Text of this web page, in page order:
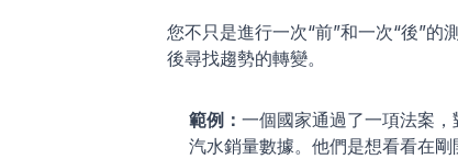
您不只是進行一次“前”和一次“後”
後尋找趨勢的轉變。
範例： 一個國家通過了一項法案
汽水銷量數據。他們是想看看在